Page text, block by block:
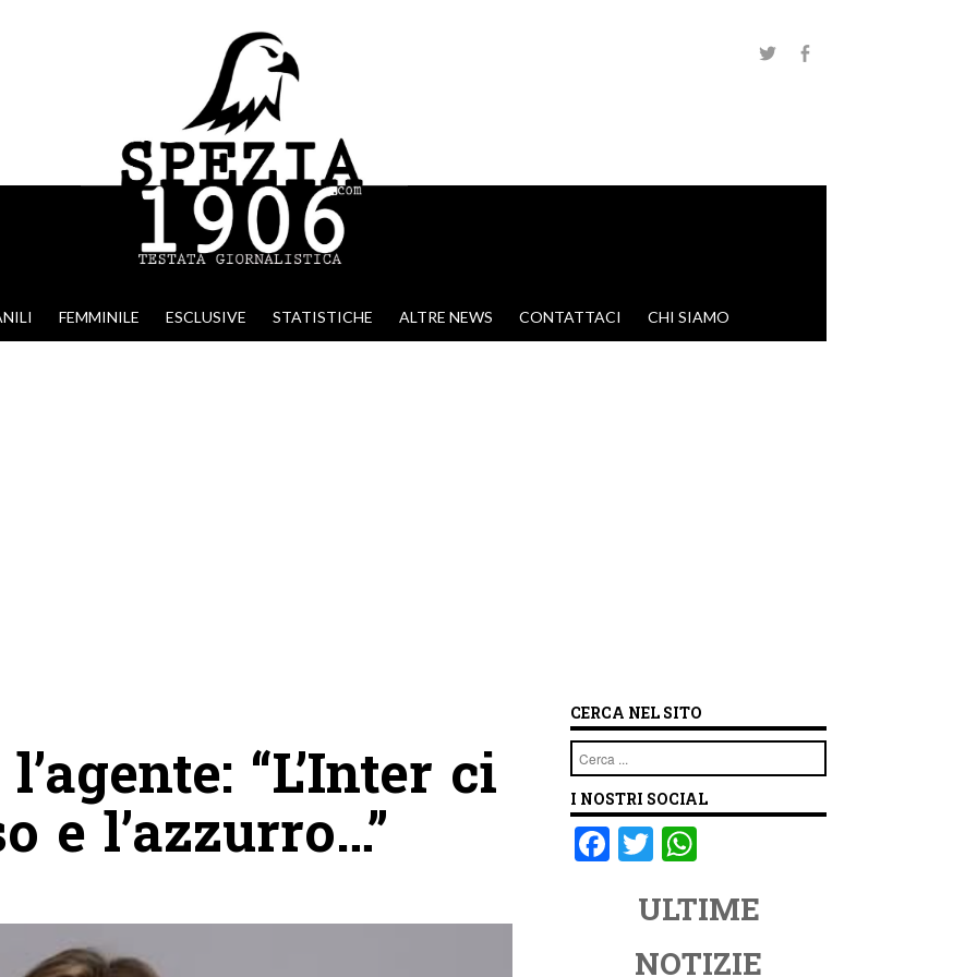
FEMMINILE ESCLUSIVE STATISTICHE ALTRE NEWS CONTATTACI CHI SIAMO
“L’Inter ci
e l’azzurro…”
CERCA NEL SITO
Cerca
I NOSTRI SOCIAL
F T
tt
er
at
s
ULTIME
NOTIZIE